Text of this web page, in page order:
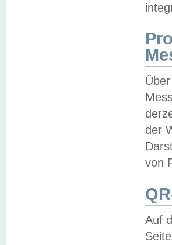
der
von
Auf